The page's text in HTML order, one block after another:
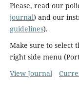
Please, read our
journal) and our
guidelines).
Make sure to select
right side menu
View Journal